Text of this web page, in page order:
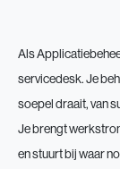
Als
servicedesk. Je
soepel draait, van
Je brengt
en stuurt bij waar